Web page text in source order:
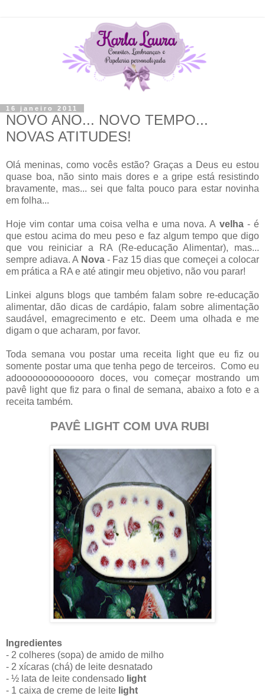
16 janeiro 2011
NOVO ANO... NOVO TEMPO...
NOVAS ATITUDES!
Olá meninas, como vocês estão? Graças a Deus eu estou
quase boa, não sinto mais dores e a gripe está resistindo
bravamente, mas... sei que falta pouco para estar novinha
em folha...
Hoje vim contar uma coisa velha e uma nova. A velha- é
que estou acima do meu peso e faz algum tempo que digo
que vou reiniciar a RA (Re-educação Alimentar), mas...
sempre adiava. A Nova- Faz 15 dias que começei a colocar
em prática a RA e até atingir meu objetivo, não vou parar!
Linkei alguns blogs que também falam sobre re-educação
alimentar, dão dicas de cardápio, falam sobre alimentação
saudável, emagrecimento e etc. Deem uma olhada e me
digam o que acharam, por favor.
Toda semana vou postar uma receita light que eu fiz ou
somente postar uma que tenha pego de terceiros. Como eu
adoooooooooooooro doces, vou começar mostrando um
pavê light que fiz para o final de semana, abaixo a foto e a
receita também.
PAVÊ LIGHT COM UVA RUBI
Ingredientes
- 2 colheres (sopa) de amido de milho
- 2 xícaras (chá) de leite desnatado
- ½ lata de leite condensado light
- 1 caixa de creme de leite light